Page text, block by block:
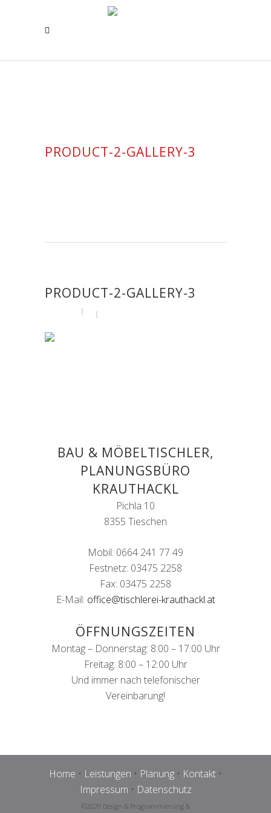
PRODUCT-2-GALLERY-3
PRODUCT-2-GALLERY-3
BAU & MÖBELTISCHLER,
PLANUNGSBÜRO
KRAUTHACKL
Pichla 10
8355 Tieschen
Mobil: 0664 241 77 49
Festnetz: 03475 2258
Fax: 03475 2258
E-Mail: office@tischlerei-krauthackl.at
ÖFFNUNGSZEITEN
Montag – Donnerstag: 8:00 – 17:00 Uhr
Freitag: 8:00 – 12:00 Uhr
Und immer nach telefonischer
Vereinbarung!
Home • Leistungen • Planung • Kontakt •
Impressum • Datenschutz
©2020 Design & Programmierung &